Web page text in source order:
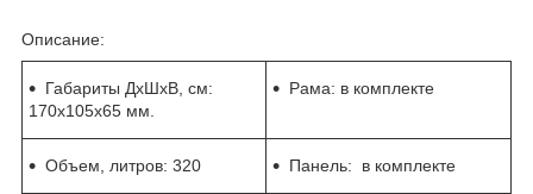
Описание:
Габариты ДхШхВ, см:
170х105х65 мм.
Рама: в комплекте
Объем, литров: 320 Панель: в комплекте